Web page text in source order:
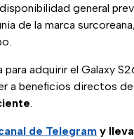
general
de la marca
adquirir el Galaxy
a beneficios directos
.
de Telegram y